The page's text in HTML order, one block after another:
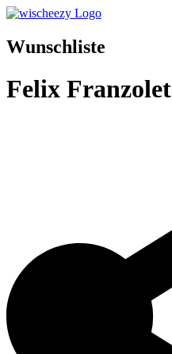
Wunschliste
Felix Franzolet